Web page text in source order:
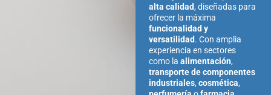
alta calidad, diseñadas para
ofrecer la máxima
funcionalidad y
versatilidad. Con amplia
experiencia en sectores
como laalimentación,
transporte de componentes
industriales,cosmética,